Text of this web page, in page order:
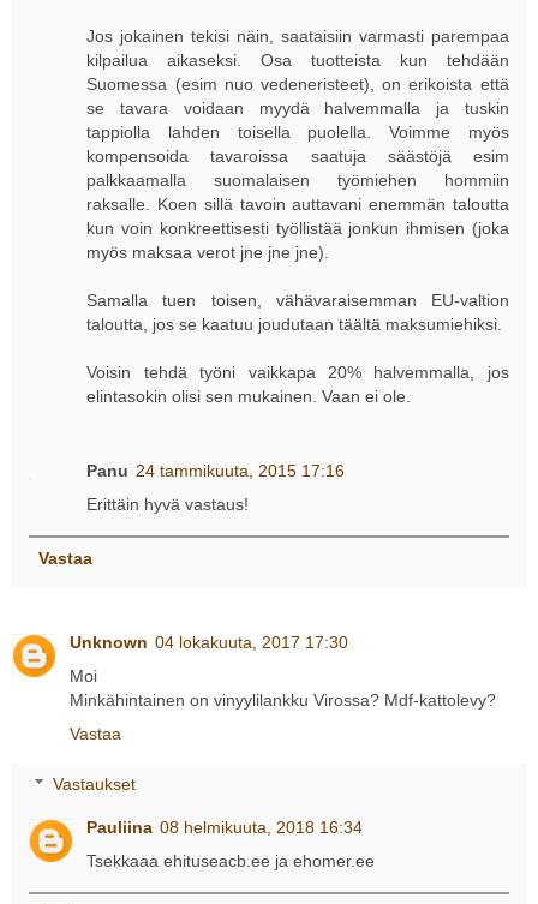
Jos jokainen tekisi näin, saataisiin varmasti parempaa
kilpailua aikaseksi. Osa tuotteista kun tehdään
Suomessa (esim nuo vedeneristeet), on erikoista että
se tavara voidaan myydä halvemmalla ja tuskin
tappiolla lahden toisella puolella. Voimme myös
kompensoida tavaroissa saatuja säästöjä esim
palkkaamalla suomalaisen työmiehen hommiin
raksalle. Koen sillä tavoin auttavani enemmän taloutta
kun voin konkreettisesti työllistää jonkun ihmisen (joka
myös maksaa verot jne jne jne).
Samalla tuen toisen, vähävaraisemman EU-valtion
taloutta, jos se kaatuu joudutaan täältä maksumiehiksi.
Voisin tehdä työni vaikkapa 20% halvemmalla, jos
elintasokin olisi sen mukainen. Vaan ei ole.
Panu 24 tammikuuta, 2015 17:16
Erittäin hyvä vastaus!
Vastaa
Unknown 04 lokakuuta, 2017 17:30
Moi
Minkähintainen on vinyylilankku Virossa? Mdf-kattolevy?
Vastaa
Vastaukset
Pauliina 08 helmikuuta, 2018 16:34
Tsekkaaa ehituseacb.ee ja ehomer.ee